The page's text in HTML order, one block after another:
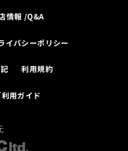
情報 /Q&A
イバシーポリシー
利用規約
用ガイド